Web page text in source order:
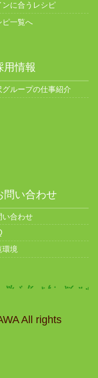
ンに合うレシピ
ピ一覧へ
用情報
グループの仕事紹介
問い合わせ
い合わせ
環境
All rights